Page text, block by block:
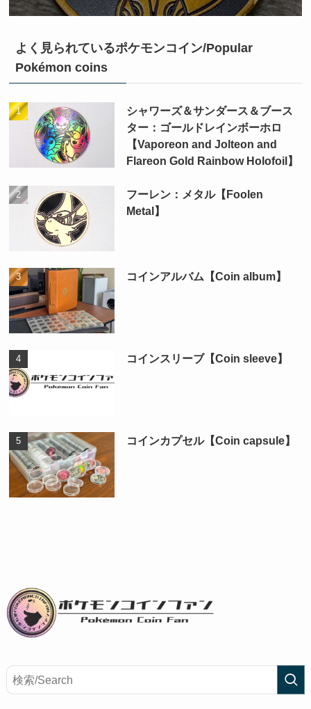
よく見られているポケモンコイン/Popular
Pokémon coins
シャワーズ＆サンダース＆ブース
ター：ゴールドレインボーホロ
【Vaporeon and Jolteon and
Flareon Gold Rainbow Holofoil】
フーレン：メタル【Foolen
Metal】
コインアルバム【Coin album】
コインスリーブ【Coin sleeve】
コインカプセル【Coin capsule】